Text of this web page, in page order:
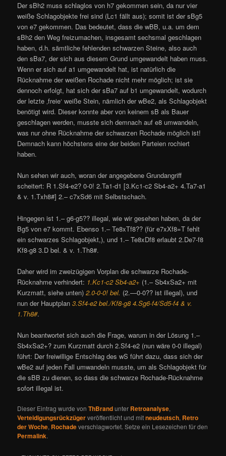
Der sBh2 muss schlaglos von h7 gekommen sein, da nur vier
weiße Schlagobjekte frei sind (Lc1 fällt aus); somit ist der sBg5
von e7 gekommen. Das bedeutet, dass die wBB, u.a. um dem
sBh2 den Weg freizumachen, insgesamt sechsmal geschlagen
haben, d.h. sämtliche fehlenden schwarzen Steine, also auch
den sBa7, der sich aus diesem Grund umgewandelt haben muss.
Wenn er sich auf a1 umgewandelt hat, ist natürlich die
Rücknahme der weißen Rochade nicht mehr möglich; ist sie
dennoch erfolgt, hat sich der sBa7 auf b1 umgewandelt, wodurch
der letzte ‚freie‘ weiße Stein, nämlich der wBe2, als Schlagobjekt
benötigt wird. Dieser konnte aber von keinem sB als Bauer
geschlagen werden, musste sich demnach auf e8 umwandeln,
was nur ohne Rücknahme der schwarzen Rochade möglich ist!
Demnach kann höchstens eine der beiden Parteien rochiert
haben.
Nun sehen wir auch, woran der angegebene Grundangriff
scheitert: R 1.Sf4-e2? 0-0! 2.Ta1-d1 [3.Kc1-c2 Sb4-a2+ 4.Ta7-a1
& v. 1.Txh8#] 2.– c7xSd6 mit Selbstschach.
Hingegen ist 1.– g6-g5?? illegal, wie wir gesehen haben, da der
Bg5 von e7 kommt. Ebenso 1.– Te8xTf8?? (für e7xXf8=T fehlt
ein schwarzes Schlagobjekt,), und 1.– Te8xDf8 erlaubt 2.De7-f8
Kf8-g8 3.D bel. & v. 1.Th8#.
Daher wird im zweizügigen Vorplan die schwarze Rochade-
Rücknahme verhindert: 1.Kc1-c2 Sb4-a2+ (1.– Sb4xSa2+ mit
Kurzmatt, siehe unten)2.0-0-0! bel. (2.—0-0?? ist illegal), und
nun der Hauptplan3.Sf4-e2 bel./Kf8-g8 4.Sg6-f4/Sd5-f4 & v.
1.Th8#.
Nun beantwortet sich auch die Frage, warum in der Lösung 1.–
Sb4xSa2+? zum Kurzmatt durch 2.Sf4-e2 (nun wäre 0-0 illegal)
führt: Der freiwillige Entschlag des wS führt dazu, dass sich der
wBe2 auf jeden Fall umwandeln musste, um als Schlagobjekt für
die sBB zu dienen, so dass die schwarze Rochade-Rücknahme
sofort illegal ist.
Dieser Eintrag wurde vonThBrandunter Retroanalyse,
Verteidigungsrückzügerveröffentlicht und mitneudeutsch, Retro
der Woche, Rochadeverschlagwortet. Setze ein Lesezeichen für den
Permalink.